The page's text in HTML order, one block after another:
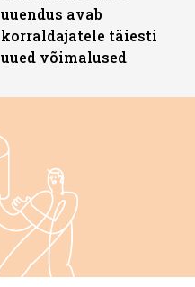
uuendus avab
korraldajatele täiesti
uued võimalused